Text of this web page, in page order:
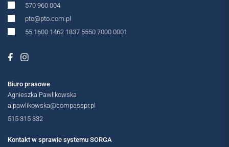
570 960 004
pto@pto.com.pl
55 1600 1462 1837 5550 7000 0001
Biuro prasowe
Agnieszka Pawlikowska
a.pawlikowska@compasspr.pl
515 315 332
Kontakt w sprawie systemu SORGA